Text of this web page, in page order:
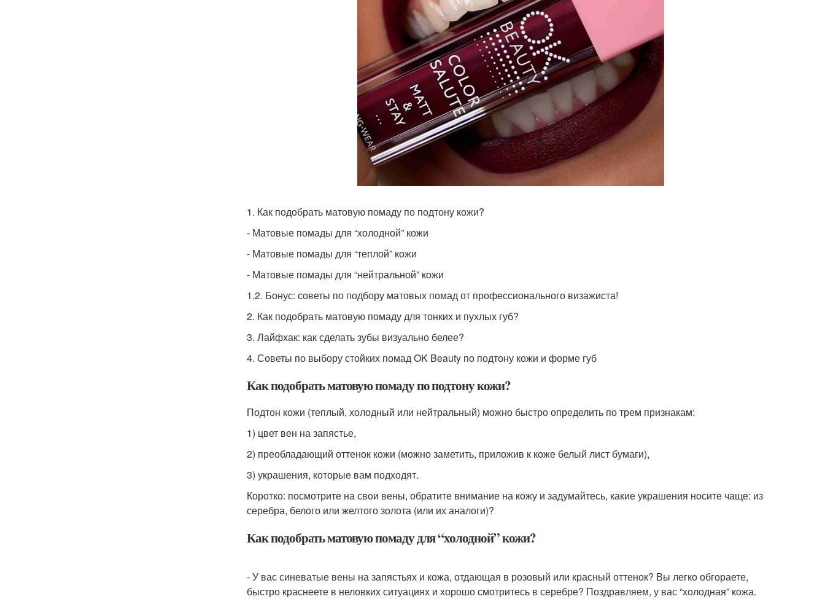
1. Как подобрать матовую помаду по подтону кожи?
- Матовые помады для “холодной” кожи
- Матовые помады для “теплой” кожи
- Матовые помады для “нейтральной” кожи
1.2. Бонус: советы по подбору матовых помад от профессионального визажиста!
2. Как подобрать матовую помаду для тонких и пухлых губ?
3. Лайфхак: как сделать зубы визуально белее?
4. Советы по выбору стойких помад OK Beauty по подтону кожи и форме губ
Как подобрать матовую помаду по подтону кожи?
Подтон кожи (теплый, холодный или нейтральный) можно быстро определить по трем признакам:
1) цвет вен на запястье,
2) преобладающий оттенок кожи (можно заметить, приложив к коже белый лист бумаги),
3) украшения, которые вам подходят.
Коротко: посмотрите на свои вены, обратите внимание на кожу и задумайтесь, какие украшения носите чаще: из
серебра, белого или желтого золота (или их аналоги)?
Как подобрать матовую помаду для “холодной” кожи?
- У вас синеватые вены на запястьях и кожа, отдающая в розовый или красный оттенок? Вы легко обгораете,
быстро краснеете в неловких ситуациях и хорошо смотритесь в серебре? Поздравляем, у вас “холодная” кожа.